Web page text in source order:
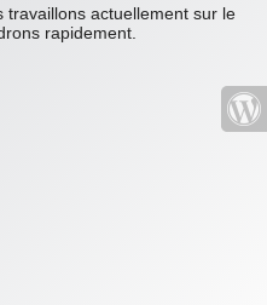
actuellement sur le
rapidement.